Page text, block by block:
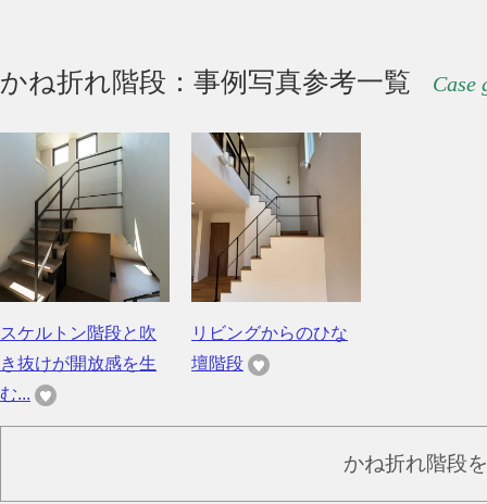
かね折れ階段：事例写真参考一覧 Case
スケルトン階段と吹
き抜けが開放感を生
む...
リビングからのひな
壇階段
かね折れ階段